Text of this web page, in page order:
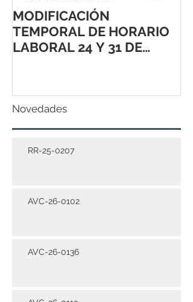
MODIFICACIÓN
TEMPORAL DE HORARIO
LABORAL 24 Y 31 DE
Novedades
RR-25-0207
AVC-26-0102
AVC-26-0136